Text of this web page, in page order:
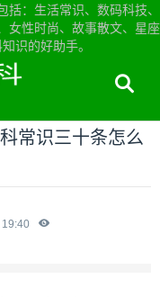
：生活常识、数码科技、
女性时尚、故事散文、星座
识的好助手。
常识
常识三十条怎么